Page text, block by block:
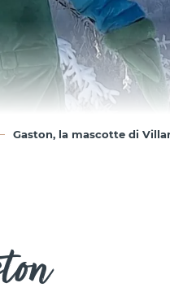
Cochette,
si annoiavano molto
scherzi, niente più
giochi nella neve… che
Così tirarono fuori le
e fecero un piccolo
il grande dormiglione.
grugnì un po’, ma
All’inizio tutti erano
fate?!”. Ma quando
sciolsero. Da allora,
Gaston, la mascotte di